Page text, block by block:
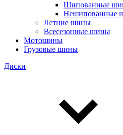
Шипованные
Нешипованные
Летние шины
Всесезонные шины
Мотошины
Грузовые шины
Диски